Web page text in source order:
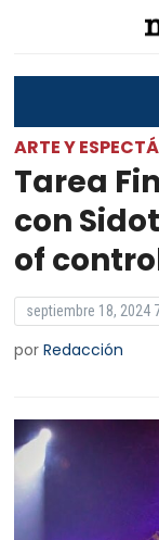
ARTE Y
Tarea
con
of
septiembre 18, 2024
porRedacción